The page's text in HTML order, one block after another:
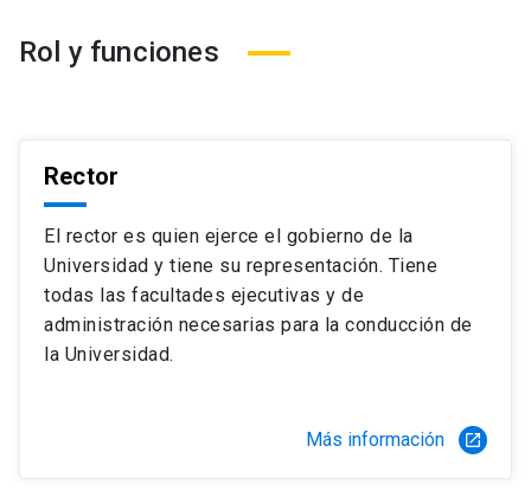
Rol y funciones
Rector
El rector es quien ejerce el gobierno de la
Universidad y tiene su representación. Tiene
todas las facultades ejecutivas y de
administración necesarias para la conducción de
la Universidad.
Más información launch